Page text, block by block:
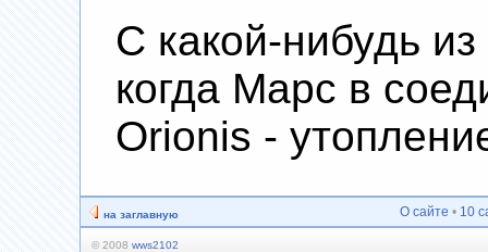
С какой-нибудь
когда Марс в
Orionis -
на заглавную О сайте • 10
© 2008 wws2102